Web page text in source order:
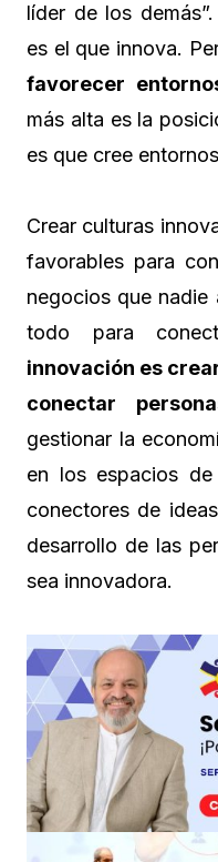
líder de los
es el que innova.
favorecer
más alta es la
es que cree
Crear culturas
favorables para
negocios que nadie
todo para
innovación es
conectar
gestionar la
en los espacios de
conectores de
desarrollo de las
sea innovadora.